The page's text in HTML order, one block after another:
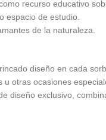
recurso educativo
espacio de estudio.
de la naturaleza.
diseño en cada
otras ocasiones
diseño exclusivo,